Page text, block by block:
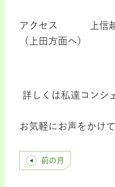
アクセス 上信越
（上田方面へ）
詳しくは私達コンシ
お気軽にお声をかけ
前の月